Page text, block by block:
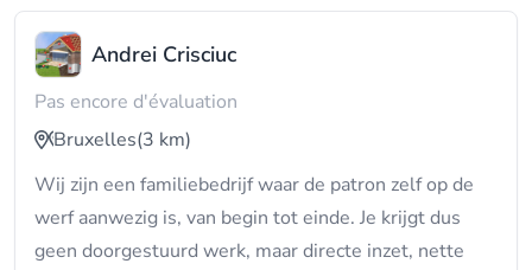
Andrei Crisciuc
Pas encore d'évaluation
Bruxelles(3 km)
Wij zijn een familiebedrijf waar de patron zelf op de
werf aanwezig is, van begin tot einde. Je krijgt dus
geen doorgestuurd werk, maar directe inzet, nette